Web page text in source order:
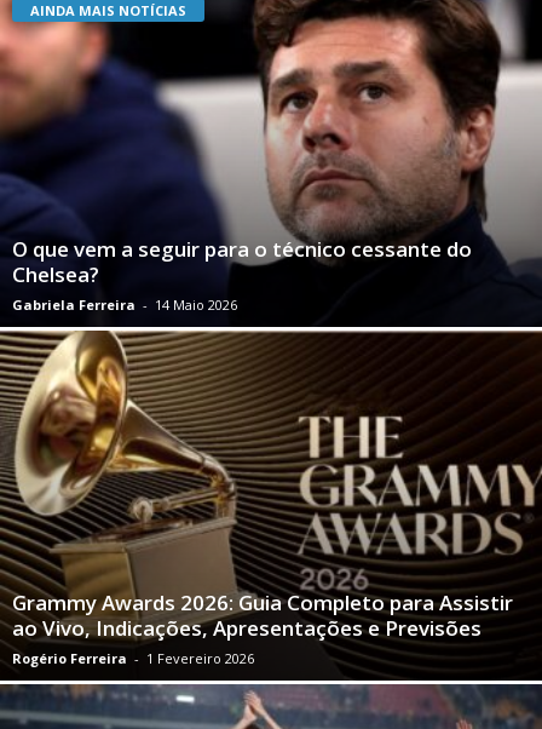
AINDA MAIS NOTÍCIAS
O que vem a seguir para o técnico cessante do
Chelsea?
Gabriela Ferreira - 14 Maio 2026
Grammy Awards 2026: Guia Completo para Assistir
ao Vivo, Indicações, Apresentações e Previsões
Rogério Ferreira - 1 Fevereiro 2026